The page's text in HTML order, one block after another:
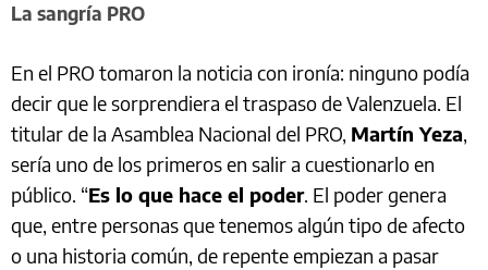
La sangría PRO
En el PRO tomaron la noticia con ironía: ninguno podía
decir que le sorprendiera el traspaso de Valenzuela. El
titular de la Asamblea Nacional del PRO, Martín Yeza,
sería uno de los primeros en salir a cuestionarlo en
público. “Es lo que hace el poder. El poder genera
que, entre personas que tenemos algún tipo de afecto
o una historia común, de repente empiezan a pasar